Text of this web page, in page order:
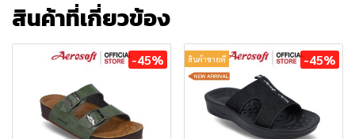
สินค้าที่เกี่ยวข้อง
-45% สินค้าขายดี -45%